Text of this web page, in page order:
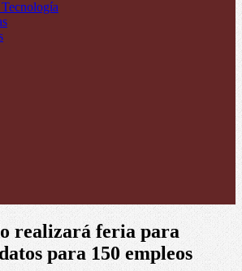
realizará feria para
para 150 empleos